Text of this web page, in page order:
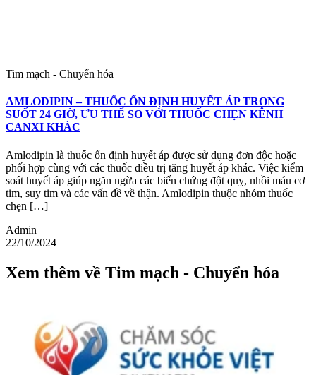
Tim mạch - Chuyển hóa
AMLODIPIN – THUỐC ỔN ĐỊNH HUYẾT ÁP TRONG
SUỐT 24 GIỜ, ƯU THẾ SO VỚI THUỐC CHẸN KÊNH
CANXI KHÁC
Amlodipin là thuốc ổn định huyết áp được sử dụng đơn độc hoặc
phối hợp cùng với các thuốc điều trị tăng huyết áp khác. Việc kiểm
soát huyết áp giúp ngăn ngừa các biến chứng đột quỵ, nhồi máu cơ
tim, suy tim và các vấn đề về thận. Amlodipin thuộc nhóm thuốc
chẹn […]
Admin
22/10/2024
Xem thêm về Tim mạch - Chuyển hóa